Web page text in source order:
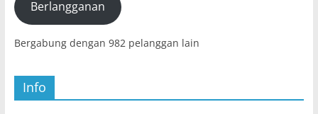
mail)Berlangganan
Bergabung dengan 982 pelanggan lain
Info